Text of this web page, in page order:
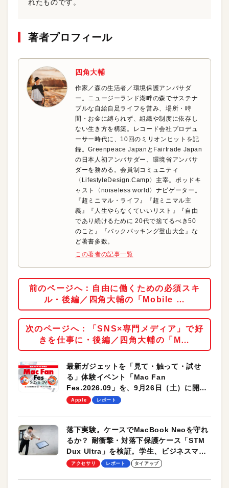
れたものです。
著者プロフィール
四角大輔
作家／森の生活者／環境保護アンバサダ
ー。ニュージーランド湖畔の森でサステナ
ブルな自給自足ライフを営み、場所・時
間・お金に縛られず、組織や制度に依存し
ない生き方を構築。レコード会社プロデュ
ーサー時代に、10回のミリオンヒットを記
録。Greenpeace JapanとFairtrade Japan
の日本人初アンバサダー、環境省アンバサ
ダーを務める。会員制コミュニティ
〈LifestyleDesign.Camp〉主宰。ポッドキ
ャスト〈‪noiseless‬ world〉ナビゲーター。
『超ミニマル・ライフ』『超ミニマル主
義』『人生やらなくていいリスト』『自由
であり続けるために 20代で捨てるべき50
のこと』『バックパッキング登山大全』な
ど著書多数。
この著者の記事一覧
前のページへ：自由に働くための必須スキ
ル・後編／四角大輔の「Mobile …
次のページへ：「SNS×専門メディア」で好
きを仕事に・後編／四角大輔の「M…
最新ガジェットを「見て・触って・試せ
る」体験イベント「Mac Fan
Fes.2026.09」を、9月26日（土）に開催
します！
Apple レポート
落下実験。ケースでMacBook Neoを守れ
るか？ 耐衝撃・対落下保護ケース「STM
Dux Ultra」を検証。学生、ビジネスマン
のモバイルユースに最適！
アクセサリ レポート タイアップ